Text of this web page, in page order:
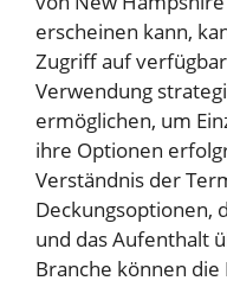
erscheinen kann,
Zugriff auf
Verwendung
ermöglichen, um
ihre Optionen
Verständnis der
Deckungsoptionen,
und das Aufenthalt
Branche können die